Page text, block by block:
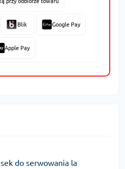
Blik Google Pay
Apple Pay
do serwowania la